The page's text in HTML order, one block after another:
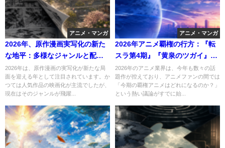
アニメ・マンガ
2026年、原作漫画実写化の新た
な地平：多様なジャンルと配信
プラットフォームが拓く未来
2026年は、原作漫画の実写化が新たな局
面を迎える年として注目されています。か
つては人気作品の映画化が主流でしたが、
現在はそのジャンルが飛躍...
アニメ・マンガ
2026年アニメ覇権の行方：『転
スラ第4期』『黄泉のツガイ』な
ど今期注目作と成功の鍵を徹底
分析
2026年のアニメ業界は、今年も数々の話
題作が控えており、アニメファンの間では
「今期の覇権アニメはどれになるのか？」
という熱い議論がすでに始...